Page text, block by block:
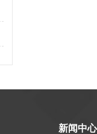
新闻中心